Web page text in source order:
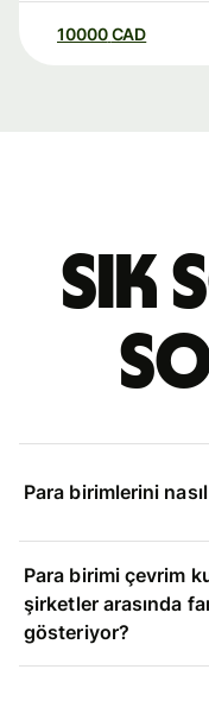
10000 CAD
Sık
Para birimlerini
Para birimi çevrim
şirketler arasında
gösteriyor?